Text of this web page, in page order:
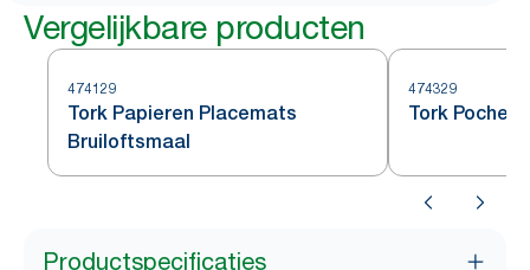
Vergelijkbare producten
474129
Tork Papieren Placemats
Bruiloftsmaal
474329
Tork
Productspecificaties